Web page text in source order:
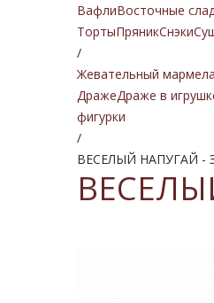
ВафлиВосточные
ТортыПряникСнэки
/
Жевательный
ДражеДраже в
фигурки
/
ВЕСЕЛЫЙ НАПУГАЙ -